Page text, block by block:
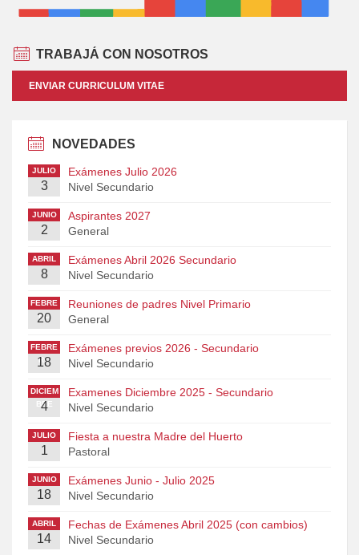
TRABAJÁ CON NOSOTROS
ENVIAR CURRICULUM VITAE
NOVEDADES
JULIO
3
Exámenes Julio 2026
Nivel Secundario
JUNIO
2
Aspirantes 2027
General
ABRIL
8
Exámenes Abril 2026 Secundario
Nivel Secundario
FEBRE
RO
20
Reuniones de padres Nivel Primario
General
FEBRE
RO
18
Exámenes previos 2026 - Secundario
Nivel Secundario
DICIEM
BRE
4
Examenes Diciembre 2025 - Secundario
Nivel Secundario
JULIO
1
Fiesta a nuestra Madre del Huerto
Pastoral
JUNIO
18
Exámenes Junio - Julio 2025
Nivel Secundario
ABRIL
14
Fechas de Exámenes Abril 2025 (con cambios)
Nivel Secundario